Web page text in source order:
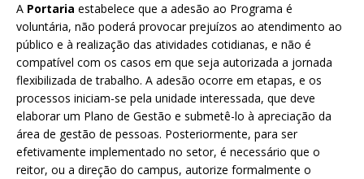
A Portaria estabelece que a adesão ao Programa é
voluntária, não poderá provocar prejuízos ao atendimento ao
público e à realização das atividades cotidianas, e não é
compatível com os casos em que seja autorizada a jornada
flexibilizada de trabalho. A adesão ocorre em etapas, e os
processos iniciam-se pela unidade interessada, que deve
elaborar um Plano de Gestão e submetê-lo à apreciação da
área de gestão de pessoas. Posteriormente, para ser
efetivamente implementado no setor, é necessário que o
reitor, ou a direção do campus, autorize formalmente o